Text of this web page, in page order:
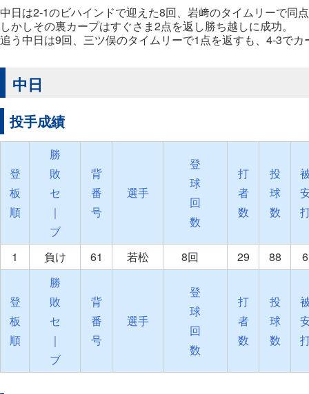
中日は2-1のビハインドで迎えた8回、岩﨑のタイムリーで同
しかしその裏カープはすぐさま2点を返し勝ち越しに成功。
追う中日は9回、三ツ俣のタイムリーで1点を返すも、4-3でカ
中日
投手成績
登
板
順
勝
敗
セ
｜
ブ
背
番
号
選手
登
球
回
数
打
者
数
投
球
数
1 負け 61 若松 8回 29 88 6
登
板
順
勝
敗
セ
｜
ブ
背
番
号
選手
登
球
回
数
打
者
数
投
球
数